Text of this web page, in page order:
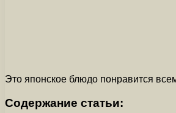
Это японское блюдо понравится
Содержание статьи: